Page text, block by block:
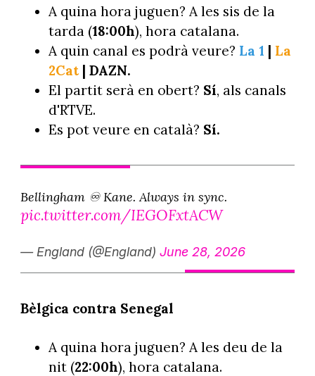
A quina hora juguen? A les sis de la
tarda (18:00h), hora catalana.
A quin canal es podrà veure? La 1 | La
2Cat| DAZN.
El partit serà en obert? Sí, als canals
d'RTVE.
Es pot veure en català? Sí.
Bellingham ♾️ Kane. Always in sync.
pic.twitter.com/IEGOFxtACW
— England (@England) June 28, 2026
Bèlgica contra Senegal
A quina hora juguen? A les deu de la
nit (22:00h), hora catalana.